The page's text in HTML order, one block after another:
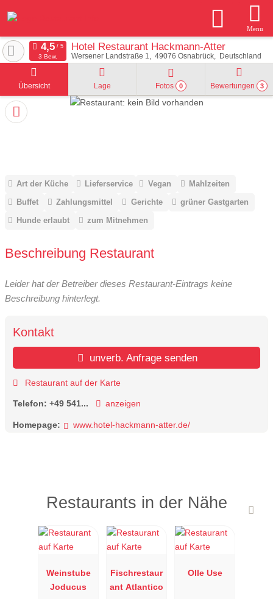
Menu
Hotel Restaurant Hackmann-Atter
Wersener Landstraße 1 49076 Osnabrück Deutschland
3 Bew.
Übersicht Lage Fotos 0 Bewertungen 3
Art der Küche Lieferservice Vegan
Mahlzeiten
Buffet
Zahlungsmittel Gerichte
grüner Gastgarten
Hunde erlaubt
zum Mitnehmen
Beschreibung Restaurant
Leider hat der Betreiber dieses Restaurant-Eintrags keine
Beschreibung hinterlegt.
Kontakt
unverb. Anfrage senden
Restaurant auf der Karte
Telefon: +49 541... anzeigen
Homepage: www.hotel-hackmann-atter.de/
Restaurants in der Nähe
Weinstube
Joducus
Fischrestaur
ant Atlantico
Olle Use